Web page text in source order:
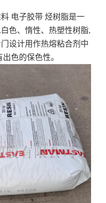
电子胶带 烃树脂是一
色、惰性、热塑性树脂,
设计用作热熔粘合剂中
色的保色性。